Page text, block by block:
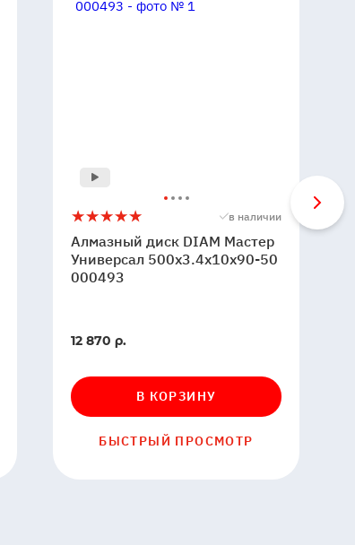
Алмазный
диск
DIAM
Мастер
50
5 в наличии
Алмазный диск DIAM Мастер
Универсал 500x3.4x10x90-50
000493
В
12 870 р.
В КОРЗИНУ
БЫСТРЫЙ ПРОСМОТР